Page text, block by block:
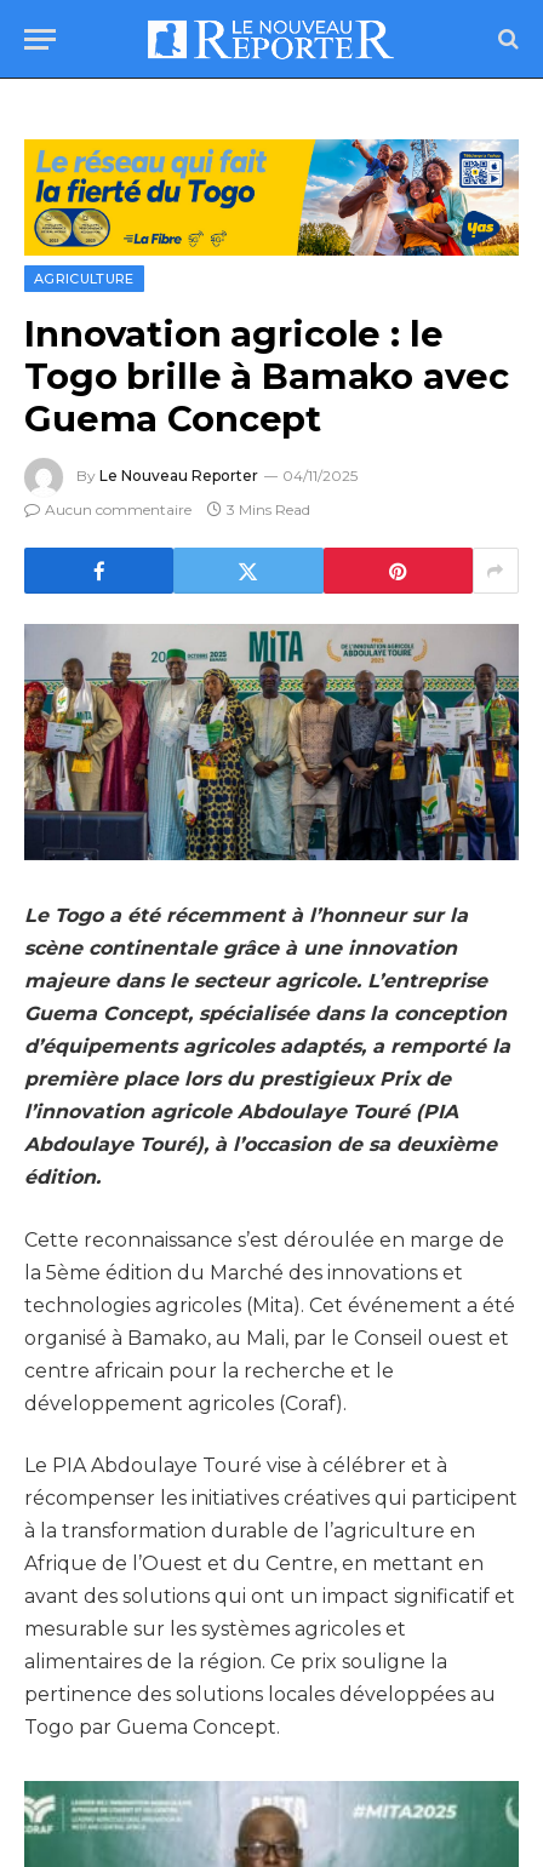
AGRICULTURE
Innovation agricole : le
Togo brille à Bamako avec
Guema Concept
By Le Nouveau Reporter
04/11/2025
Aucun commentaire
3 Mins Read
Le Togo a été récemment à l’honneur sur la
scène continentale grâce à une innovation
majeure dans le secteur agricole. L’entreprise
Guema Concept, spécialisée dans la conception
d’équipements agricoles adaptés, a remporté la
première place lors du prestigieux Prix de
l’innovation agricole Abdoulaye Touré (PIA
Abdoulaye Touré), à l’occasion de sa deuxième
édition.
Cette reconnaissance s’est déroulée en marge de
la 5ème édition du Marché des innovations et
technologies agricoles (Mita). Cet événement a été
organisé à Bamako, au Mali, par le Conseil ouest et
centre africain pour la recherche et le
développement agricoles (Coraf).
Le PIA Abdoulaye Touré vise à célébrer et à
récompenser les initiatives créatives qui participent
à la transformation durable de l’agriculture en
Afrique de l’Ouest et du Centre, en mettant en
avant des solutions qui ont un impact significatif et
mesurable sur les systèmes agricoles et
alimentaires de la région. Ce prix souligne la
pertinence des solutions locales développées au
Togo par Guema Concept.